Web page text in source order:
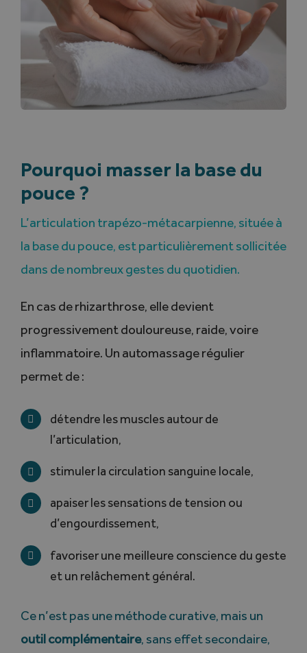
Pourquoi masser la base du
pouce ?
L’articulation trapézo-métacarpienne, située à
la base du pouce, est particulièrement sollicitée
dans de nombreux gestes du quotidien.
En cas de rhizarthrose, elle devient
progressivement douloureuse, raide, voire
inflammatoire. Un automassage régulier
permet de :
détendre les muscles autour de
l’articulation,
stimuler la circulation sanguine locale,
apaiser les sensations de tension ou
d’engourdissement,
favoriser une meilleure conscience du geste
et un relâchement général.
Ce n’est pas une méthode curative, mais un
outil complémentaire, sans effet secondaire,